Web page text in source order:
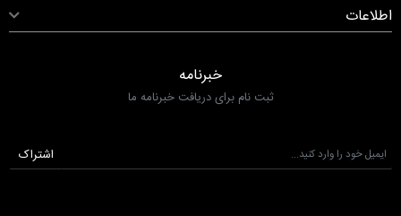
اطلاعات
خبرنامه
ثبت نام برای دریافت خبرنامه ما
اشتراک